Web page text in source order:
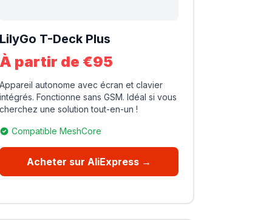
LilyGo T-Deck Plus
À partir de €95
Appareil autonome avec écran et clavier
intégrés. Fonctionne sans GSM. Idéal si vous
cherchez une solution tout-en-un !
Compatible MeshCore
Acheter sur AliExpress →